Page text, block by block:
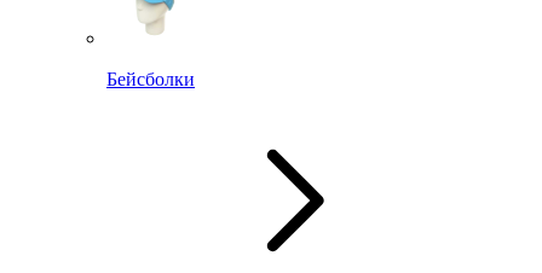
Бейсболки